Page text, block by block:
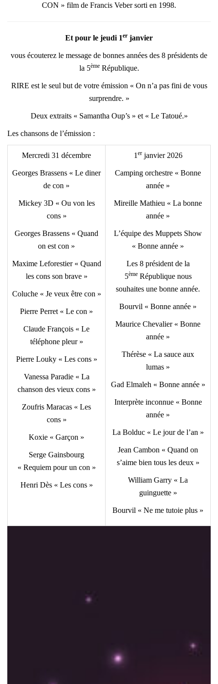
CON » film de Francis Veber sorti en 1998.
Et pour le jeudi 1er janvier
vous écouterez le message de bonnes années des 8 présidents de
la 5èmeRépublique.
RIRE est le seul but de votre émission « On n’a pas fini de vous
surprendre. »
Deux extraits « Samantha Oup’s » et « Le Tatoué.»
Les chansons de l’émission :
Mercredi 31 décembre
Georges Brassens « Le diner
de con »
Mickey 3D « Ou von les
cons »
Georges Brassens « Quand
on est con »
Maxime Leforestier « Quand
les cons son brave »
Coluche « Je veux être con »
Pierre Perret « Le con »
Claude François « Le
téléphone pleur »
Pierre Louky « Les cons »
Vanessa Paradie « La
chanson des vieux cons »
Zoufris Maracas « Les
cons »
Koxie « Garçon »
Serge Gainsbourg
« Requiem pour un con »
Henri Dès « Les cons »
1 erjanvier 2026
Camping orchestre « Bonne
année »
Mireille Mathieu « La bonne
année »
L’équipe des Muppets Show
« Bonne année »
Les 8 président de la
5èmeRépublique nous
souhaites une bonne année.
Bourvil « Bonne année »
Maurice Chevalier « Bonne
année »
Thérèse « La sauce aux
lumas »
Gad Elmaleh « Bonne année »
Interprète inconnue « Bonne
année »
La Bolduc « Le jour de l’an »
Jean Cambon « Quand on
s’aime bien tous les deux »
William Garry « La
guinguette »
Bourvil « Ne me tutoie plus »